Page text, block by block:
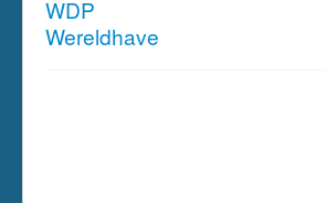
WDP
Wereldhave